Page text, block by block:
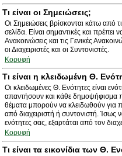
Τι είναι οι Σημειώσεις;
Οι Σημειώσεις βρίσκονται κάτω από
σελίδα. Είναι σημαντικές και πρέπει
Ανακοινώσεις και τις Γενικές
οι Διαχειριστές και οι Συντονιστές.
Κορυφή
Τι είναι η κλειδωμένη Θ.
Οι κλειδωμένες Θ. Ενότητες είναι
απαντήσουν και κάθε δημοψήφισμα
θέματα μπορούν να κλειδωθούν για
από διαχειριστή ή συντονιστή. Ίσως
ενότητες σας, εξαρτάται από τον
Κορυφή
Τι είναι τα εικονίδια των Θ.